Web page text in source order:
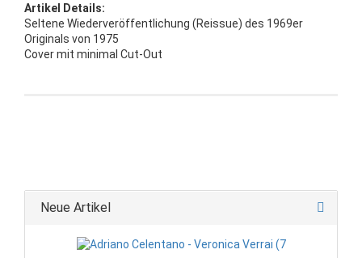
Artikel Details:
Seltene Wiederveröffentlichung (Reissue) des 1969er
Originals von 1975
Cover mit minimal Cut-Out
Neue Artikel